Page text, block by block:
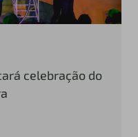
celebração do